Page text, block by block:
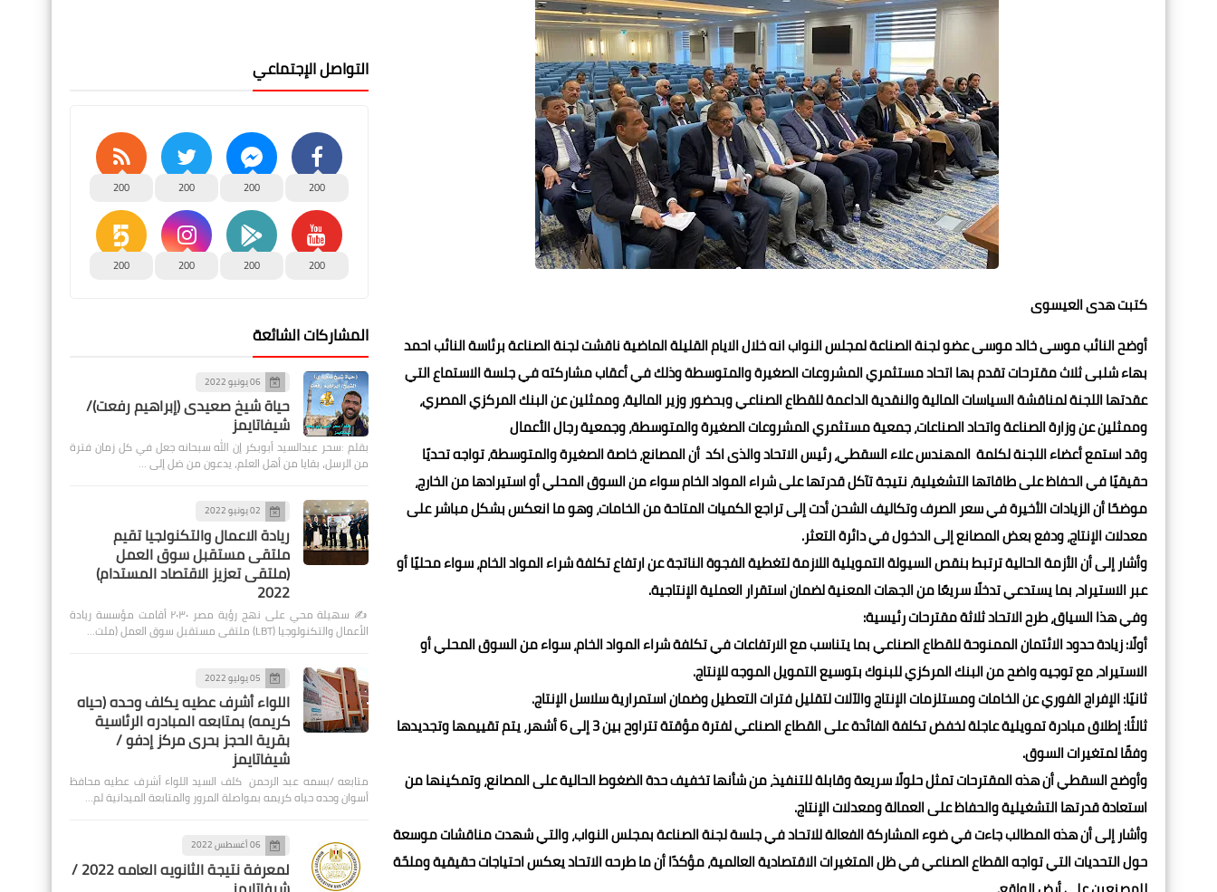
كتبت هدى العيسوى
أوضح النائب موسى خالد موسى عضو لجنة الصناعة لمجلس النواب انه خلال الايام القليلة الماضية ناقشت لجنة الصناعة برئاسة النائب احمد
بهاء شلبى ثلاث مقترحات تقدم بها اتحاد مستثمري المشروعات الصغيرة والمتوسطة وذلك في أعقاب مشاركته في جلسة الاستماع التي
عقدتها اللجنة لمناقشة السياسات المالية والنقدية الداعمة للقطاع الصناعي وبحضور وزير المالية، وممثلين عن البنك المركزي المصري،
وممثلين عن وزارة الصناعة واتحاد الصناعات، جمعية مستثمري المشروعات الصغيرة والمتوسطة، وجمعية رجال الأعمال
وقد استمع أعضاء اللجنة لكلمة المهندس علاء السقطي، رئيس الاتحاد والذى اكد أن المصانع، خاصة الصغيرة والمتوسطة، تواجه تحديًا
حقيقيًا في الحفاظ على طاقاتها التشغيلية، نتيجة تآكل قدرتها على شراء المواد الخام سواء من السوق المحلي أو استيرادها من الخارج،
موضحًا أن الزيادات الأخيرة في سعر الصرف وتكاليف الشحن أدت إلى تراجع الكميات المتاحة من الخامات، وهو ما انعكس بشكل مباشر على
معدلات الإنتاج، ودفع بعض المصانع إلى الدخول في دائرة التعثر.
وأشار إلى أن الأزمة الحالية ترتبط بنقص السيولة التمويلية اللازمة لتغطية الفجوة الناتجة عن ارتفاع تكلفة شراء المواد الخام، سواء محليًا أو
عبر الاستيراد، بما يستدعي تدخلًا سريعًا من الجهات المعنية لضمان استقرار العملية الإنتاجية.
وفي هذا السياق، طرح الاتحاد ثلاثة مقترحات رئيسية:
أولًا: زيادة حدود الائتمان الممنوحة للقطاع الصناعي بما يتناسب مع الارتفاعات في تكلفة شراء المواد الخام، سواء من السوق المحلي أو
الاستيراد، مع توجيه واضح من البنك المركزي للبنوك بتوسيع التمويل الموجه للإنتاج.
ثانيًا: الإفراج الفوري عن الخامات ومستلزمات الإنتاج والآلات لتقليل فترات التعطيل وضمان استمرارية سلاسل الإنتاج.
ثالثًا: إطلاق مبادرة تمويلية عاجلة لخفض تكلفة الفائدة على القطاع الصناعي لفترة مؤقتة تتراوح بين 3 إلى 6 أشهر، يتم تقييمها وتجديدها
وفقًا لمتغيرات السوق.
وأوضح السقطي أن هذه المقترحات تمثل حلولًا سريعة وقابلة للتنفيذ، من شأنها تخفيف حدة الضغوط الحالية على المصانع، وتمكينها من
استعادة قدرتها التشغيلية والحفاظ على العمالة ومعدلات الإنتاج.
وأشار إلى أن هذه المطالب جاءت في ضوء المشاركة الفعالة للاتحاد في جلسة لجنة الصناعة بمجلس النواب، والتي شهدت مناقشات موسعة
حول التحديات التي تواجه القطاع الصناعي في ظل المتغيرات الاقتصادية العالمية، مؤكدًا أن ما طرحه الاتحاد يعكس احتياجات حقيقية وملحّة
التواصل الإجتماعي
200
200
200
200
200
200
200
200
المشاركات الشائعة
06 يونيو 2022
حياة شيخ صعيدى (إبراهيم رفعت)/
شيفاتايمز
بقلم :سحر عبدالسيد أبوبكر إن الله سبحانه جعل في كل زمان فترة
من الرسل، بقايا من أهل العلم، يدعون من ضل إلى …
02 يونيو 2022
ريادة الاعمال والتكنولجيا تقيم
ملتقى مستقبل سوق العمل
(ملتقى تعزيز الاقتصاد المستدام)
2022
✍️ سهيلة محي على نهج رؤية مصر ٢٠٣٠ أقامت مؤسسة ريادة
الأعمال والتكنولوجيا (LBT) ملتقى مستقبل سوق العمل (ملت…
05 يوليو 2022
اللواء أشرف عطيه يكلف وحده (حياه
كريمه) بمتابعه المبادره الرئاسية
بقرية الحجز بحرى مركز إدفو /
شيفاتايمز
متابعه /بسمه عبد الرحمن كلف السيد اللواء أشرف عطيه محافظ
أسوان وحده حياه كريمه بمواصلة المرور والمتابعة الميدانية لم…
06 أغسطس 2022
لمعرفة نتيجة الثانويه العامه 2022 /